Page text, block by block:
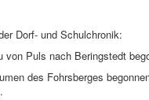
und Schulchronik:
Puls nach Beringstedt
des Fohrsberges